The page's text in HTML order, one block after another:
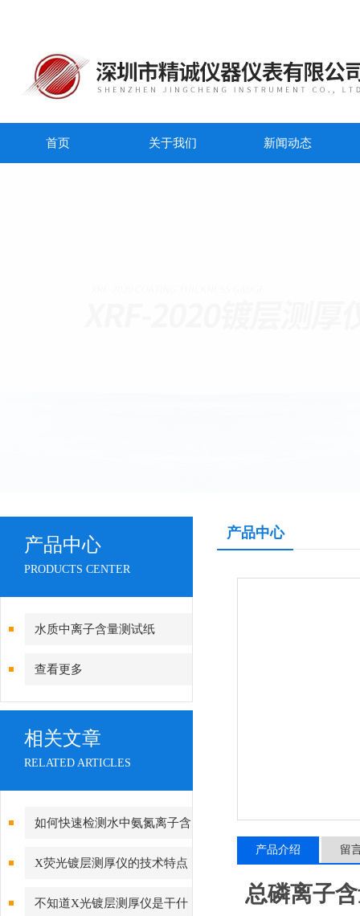
首页 关于我们 新闻动态
产品中心
PRODUCTS CENTER
水质中离子含量测试纸
查看更多
相关文章
RELATED ARTICLES
如何快速检测水中氨氮离子含
X荧光镀层测厚仪的技术特点
解读
不知道X光镀层测厚仪是干什
产品中心
产品介绍 留
总磷离子